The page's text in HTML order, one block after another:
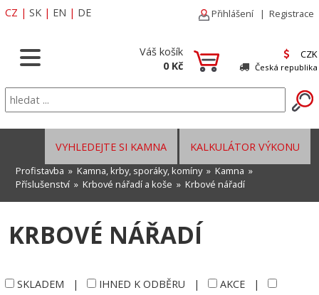
CZ | SK | EN | DE Přihlášení | Registrace
Váš košík
0 Kč
CZK
Česká republika
KALKULÁTOR VÝKONU
VYHLEDEJTE SI KAMNA
Profistavba » Kamna, krby, sporáky, komíny» Kamna »
Příslušenství » Krbové nářadí a koše » Krbové nářadí
KRBOVÉ NÁŘADÍ
SKLADEM | IHNED K ODBĚRU | AKCE |